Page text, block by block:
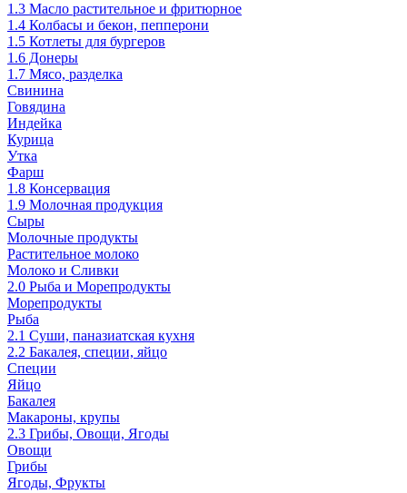
1.3 Масло растительное и фритюрное
1.4 Колбасы и бекон, пепперони
1.5 Котлеты для бургеров
1.6 Донеры
1.7 Мясо, разделка
Свинина
Говядина
Индейка
Курица
Утка
Фарш
1.8 Консервация
1.9 Молочная продукция
Сыры
Молочные продукты
Растительное молоко
Молоко и Сливки
2.0 Рыба и Морепродукты
Морепродукты
Рыба
2.1 Суши, паназиатская кухня
2.2 Бакалея, специи, яйцо
Специи
Яйцо
Бакалея
Макароны, крупы
2.3 Грибы, Овощи, Ягоды
Овощи
Грибы
Ягоды, Фрукты